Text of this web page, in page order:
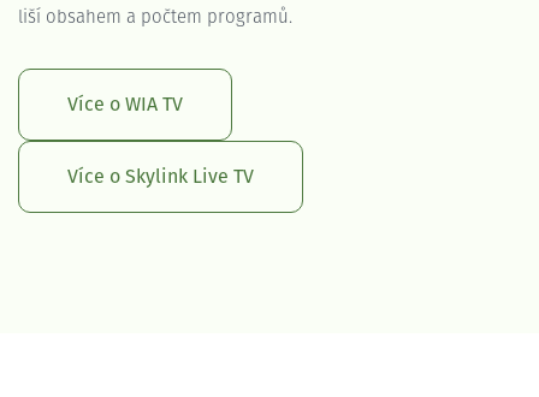
liší obsahem a počtem programů.
Více o WIA TV
Více o Skylink Live TV